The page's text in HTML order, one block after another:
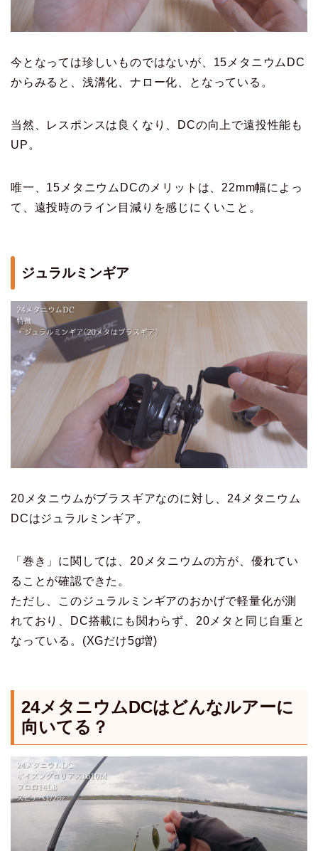
今となっては珍しいものではないが、15メタニウムDC
からみると、浅溝化、ナロー化、となっている。
当然、レスポンスは良くなり、DCの向上で遠投性能も
UP。
唯一、15メタニウムDCのメリットは、22mm幅によっ
て、遠投時のライン目減りを感じにくいこと。
ジュラルミンギア
20メタニウムがブラスギアなのに対し、24メタニウム
DCはジュラルミンギア。
「巻き」に関しては、20メタニウムの方が、優れてい
ることが確認できた。
ただし、このジュラルミンギアのおかげで軽量化が測
れており、DC搭載にも関わらず、20メタと同じ自重と
なっている。(XGだけ5g増)
24メタニウムDCはどんなルアーに
向いてる？